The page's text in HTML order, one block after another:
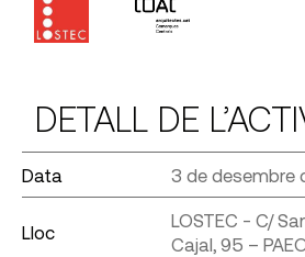
DETALL DE
Data 3 de desembre
Lloc
LOSTEC - C/
Cajal, 95 –